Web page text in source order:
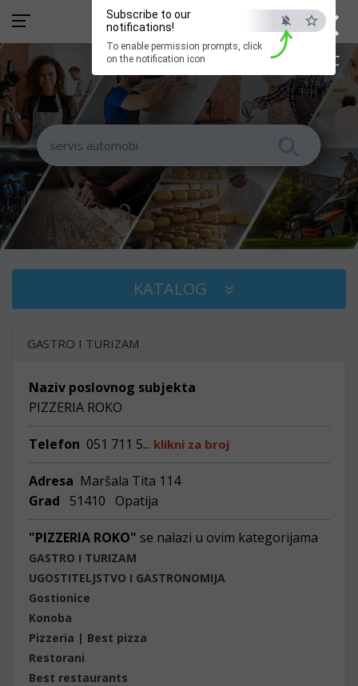
×
ESC
Subscribe to our
notifications!
To enable permission prompts, click
on the notification icon
KATALOG
GASTRO I TURIZAM
Naziv poslovnog subjekta
PIZZERIA ROKO
Telefon 051 711 5... klikni za broj
Adresa Maršala Tita 114
Grad
51410 Opatija
"PIZZERIA ROKO" se nalazi u ovim kategorijama
GASTRO I TURIZAM
UGOSTITELJSTVO I GASTRONOMIJA
Gostionice
Konoba
Pizzeria | Best pizza
Restorani
Best restaurants